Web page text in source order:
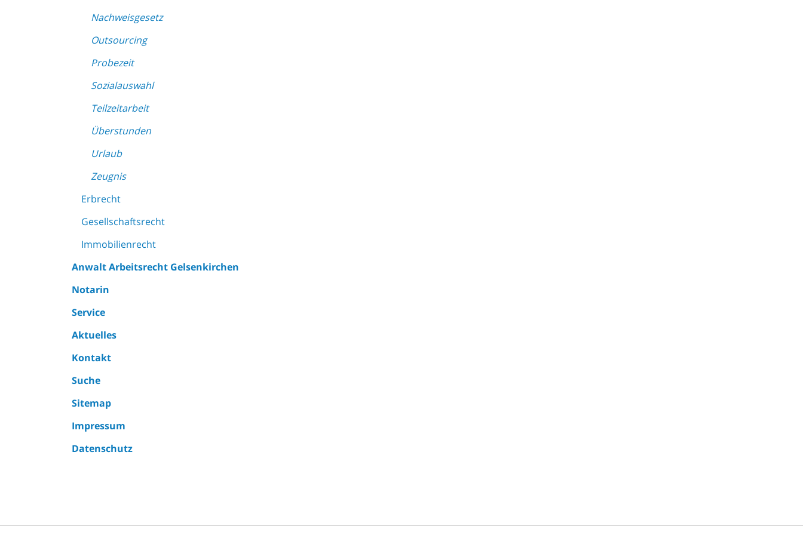
Nachweisgesetz
Outsourcing
Probezeit
Sozialauswahl
Teilzeitarbeit
Überstunden
Urlaub
Zeugnis
Erbrecht
Gesellschaftsrecht
Immobilienrecht
Anwalt Arbeitsrecht Gelsenkirchen
Notarin
Service
Aktuelles
Kontakt
Suche
Sitemap
Impressum
Datenschutz